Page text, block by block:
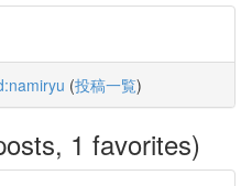
(投稿一覧)
1 favorites)